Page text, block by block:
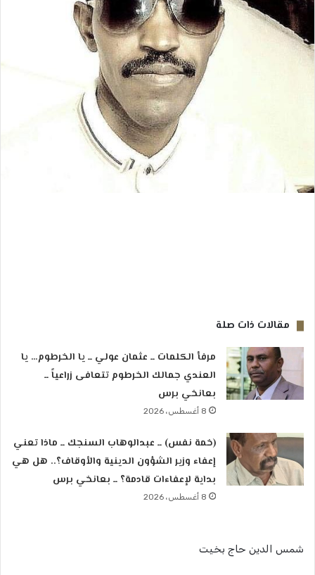
مقالات ذات صلة
مرفأ الكلمات ــ عثمان عولي ــ يا الخرطوم… يا
العندي جمالك الخرطوم تتعافى زراعياً ــ
بعانخي برس
8 أغسطس، 2026
(خمة نفس) ــ عبدالوهاب السنجك ــ ماذا تعني
إعفاء وزير الشؤون الدينية والأوقاف؟.. هل هي
بداية لإعفاءات قادمة؟ ــ بعانخي برس
8 أغسطس، 2026
شمس الدين حاج بخيت